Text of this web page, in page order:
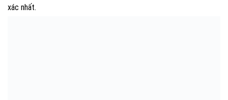
xác nhất.